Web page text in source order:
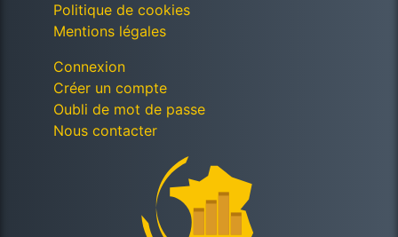
Politique de cookies
Mentions légales
Connexion
Créer un compte
Oubli de mot de passe
Nous contacter